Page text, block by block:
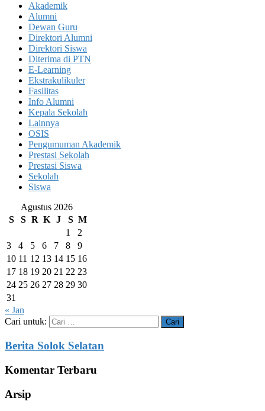
Akademik
Alumni
Dewan Guru
Direktori Alumni
Direktori Siswa
Diterima di PTN
E-Learning
Ekstrakulikuler
Fasilitas
Info Alumni
Kepala Sekolah
Lainnya
OSIS
Pengumuman Akademik
Prestasi Sekolah
Prestasi Siswa
Sekolah
Siswa
Agustus 2026
S
S R K J S M
1
2
3
4 5 6 7 8
9
10 11 12 13 14 15 16
17 18 19 20 21 22 23
24 25 26 27 28 29 30
31
« Jan
Cari untuk:
Berita Solok Selatan
Komentar Terbaru
Arsip